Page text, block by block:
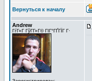
Вернуться к началу
Andrew
ГѓГ«Г ГўГ­Г»Г© ГІГ°ГҐГЇГ Г·